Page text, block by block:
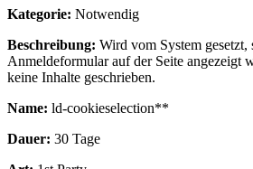
Kategorie: Notwendig
Beschreibung: Wird vom System gesetzt,
Anmeldeformular auf der Seite angezeigt
keine Inhalte geschrieben.
Name: ld-cookieselection**
Dauer: 30 Tage